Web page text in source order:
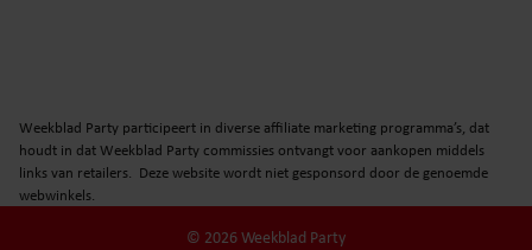
Weekblad Party participeert in diverse affiliate marketing programma’s, dat
houdt in dat Weekblad Party commissies ontvangt voor aankopen middels
links van retailers. Deze website wordt niet gesponsord door de genoemde
webwinkels.
© 2026 Weekblad Party